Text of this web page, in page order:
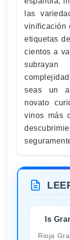
las
vinificación
etiquetas
cientos a
seas un
novato
vinos más
Is
Rioja